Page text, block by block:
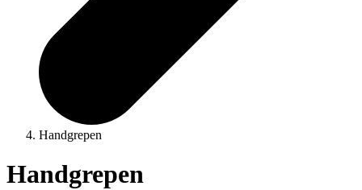
Handgrepen
Handgrepen